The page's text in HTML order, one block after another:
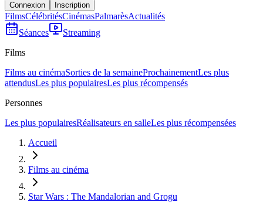
Connexion Inscription
FilmsCélébritésCinémasPalmarèsActualités
Séances
Streaming
Films
Films au cinémaSorties de la semaineProchainementLes plus
attendusLes plus populairesLes plus récompensés
Personnes
Les plus populairesRéalisateurs en salleLes plus récompensées
Accueil
Films au cinéma
Star Wars : The Mandalorian and Grogu